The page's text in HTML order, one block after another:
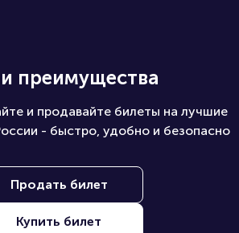
преимущества
и продавайте билеты на лучшие
- быстро, удобно и безопасно
Продать билет
Купить билет